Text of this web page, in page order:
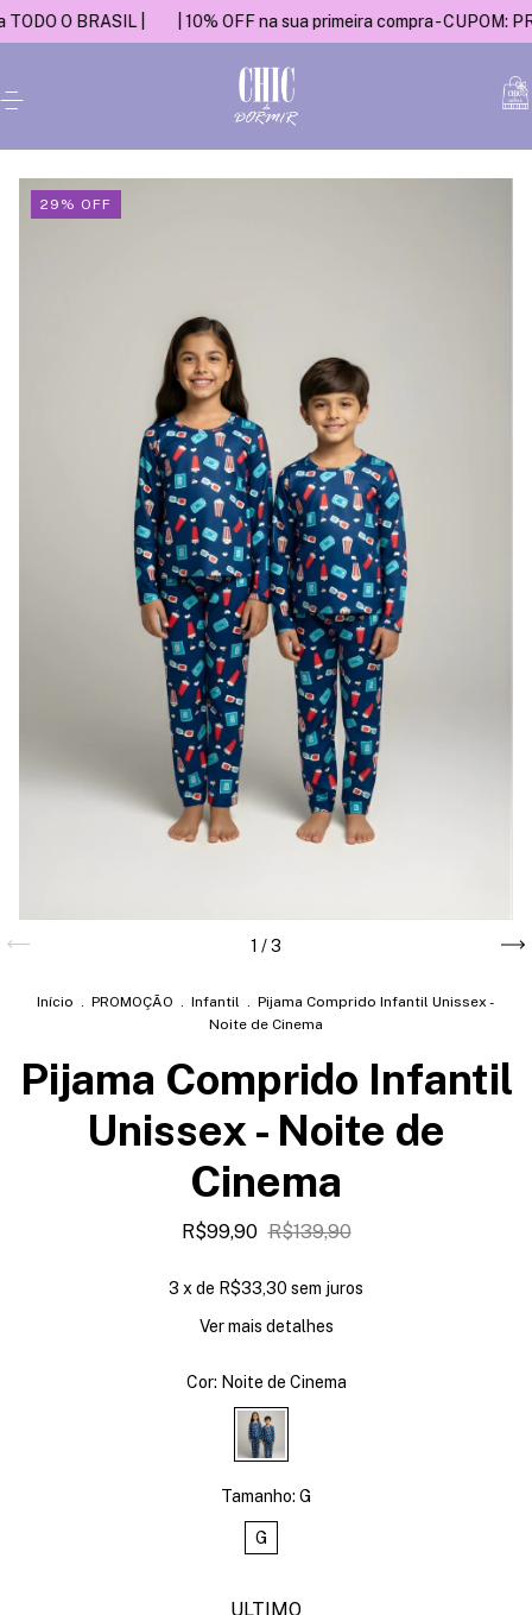
O BRASIL | | 10% OFF na sua primeira compra - CUPOM:
29 % OFF
1 /3
Início . PROMOÇÃO . Infantil . Pijama Comprido Infantil Unissex -
Noite de Cinema
Pijama Comprido Infantil
Unissex - Noite de
Cinema
R$99,90 R$139,90
3 x de R$33,30 sem juros
Ver mais detalhes
Cor: Noite de Cinema
Tamanho: G
G
ULTIMO